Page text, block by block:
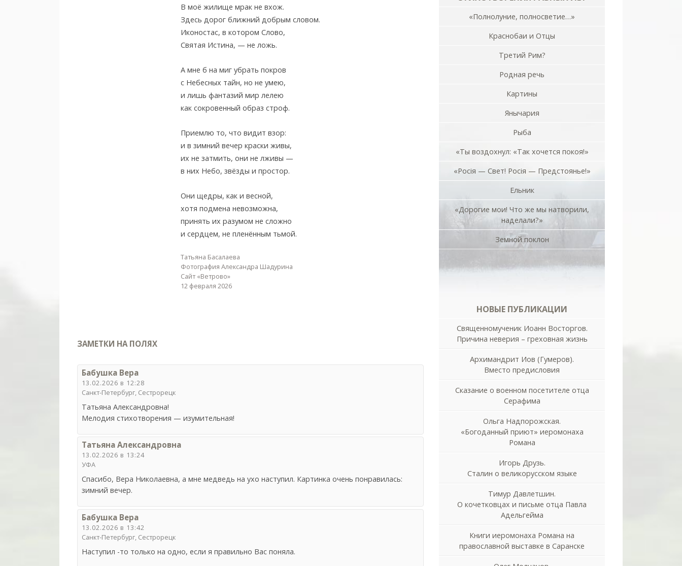
В моё жилище мрак не вхож.
Здесь дорог ближний добрым словом.
Иконостас, в котором Слово,
Святая Истина, — не ложь.
А мне б на миг убрать покров
с Небесных тайн, но не умею,
и лишь фантазий мир лелею
как сокровенный образ строф.
Приемлю то, что видит взор:
и в зимний вечер краски живы,
их не затмить, они не лживы —
в них Небо, звёзды и простор.
Они щедры, как и весной,
хотя подмена невозможна,
принять их разумом не сложно
и сердцем, не пленённым тьмой.
Татьяна Басалаева
Фотография Александра Шадурина
Сайт «Ветрово»
12 февраля 2026
ЗАМЕТКИ НА ПОЛЯХ
Бабушка Вера
13.02.2026 в 12:28
Санкт-Петербург, Сестрорецк
Татьяна Александровна!
Мелодия стихотворения — изумительная!
Татьяна Александровна
13.02.2026 в 13:24
УФА
Спасибо, Вера Николаевна, а мне медведь на ухо наступил. Картинка очень понравилась:
зимний вечер.
Бабушка Вера
13.02.2026 в 13:42
Санкт-Петербург, Сестрорецк
Наступил -то только на одно, если я правильно Вас поняла.
«Полнолуние, полносветие…»
Краснобаи и Отцы
Третий Рим?
Родная речь
Картины
Янычария
Рыба
«Ты воздохнул: «Так хочется покоя!»
«Росiя — Свет! Росiя — Предстоянье!»
Ельник
«Дорогие мои! Что же мы натворили,
наделали?»
Земной поклон
НОВЫЕ ПУБЛИКАЦИИ
Священномученик Иоанн Восторгов.
Причина неверия – греховная жизнь
Архимандрит Иов (Гумеров).
Вместо предисловия
Сказание о военном посетителе отца
Серафима
Ольга Надпорожская.
«Богоданный приют» иеромонаха
Романа
Игорь Друзь.
Сталин о великорусском языке
Тимур Давлетшин.
О кочетковцах и письме отца Павла
Адельгейма
Книги иеромонаха Романа на
православной выставке в Саранске